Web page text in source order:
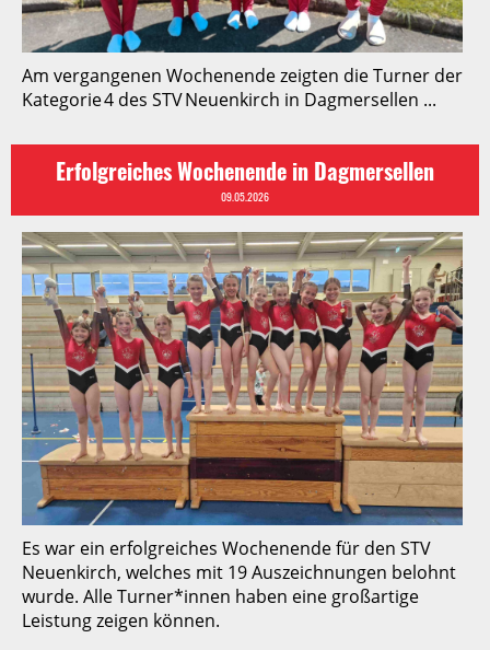
Am vergangenen Wochenende zeigten die Turner der
Kategorie 4 des STV Neuenkirch in Dagmersellen ...
Erfolgreiches Wochenende in Dagmersellen
09.05.2026
Es war ein erfolgreiches Wochenende für den STV
Neuenkirch, welches mit 19 Auszeichnungen belohnt
wurde. Alle Turner*innen haben eine großartige
Leistung zeigen können.